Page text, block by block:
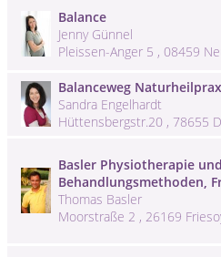
Balance
Jenny Günnel
Pleissen-Anger 5 , 08459
Balanceweg
Sandra Engelhardt
Hüttensbergstr.20 , 78655
Basler Physiotherapie
Behandlungsmethoden,
Thomas Basler
Moorstraße 2 , 26169